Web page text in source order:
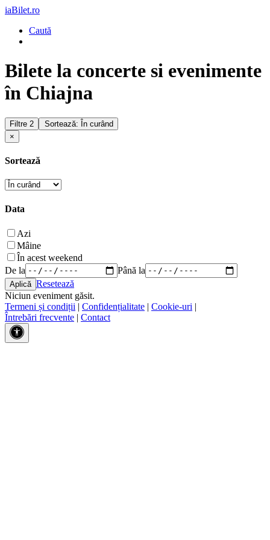
iaBilet.ro
Caută
Bilete la concerte si evenimente
în Chiajna
Filtre 2
Sortează: În curând
×
Sortează
Data
Azi
Mâine
În acest weekend
De la
Până la
Resetează
Niciun eveniment găsit.
Termeni și condiții | Confidențialitate | Cookie-uri |
Întrebări frecvente | Contact